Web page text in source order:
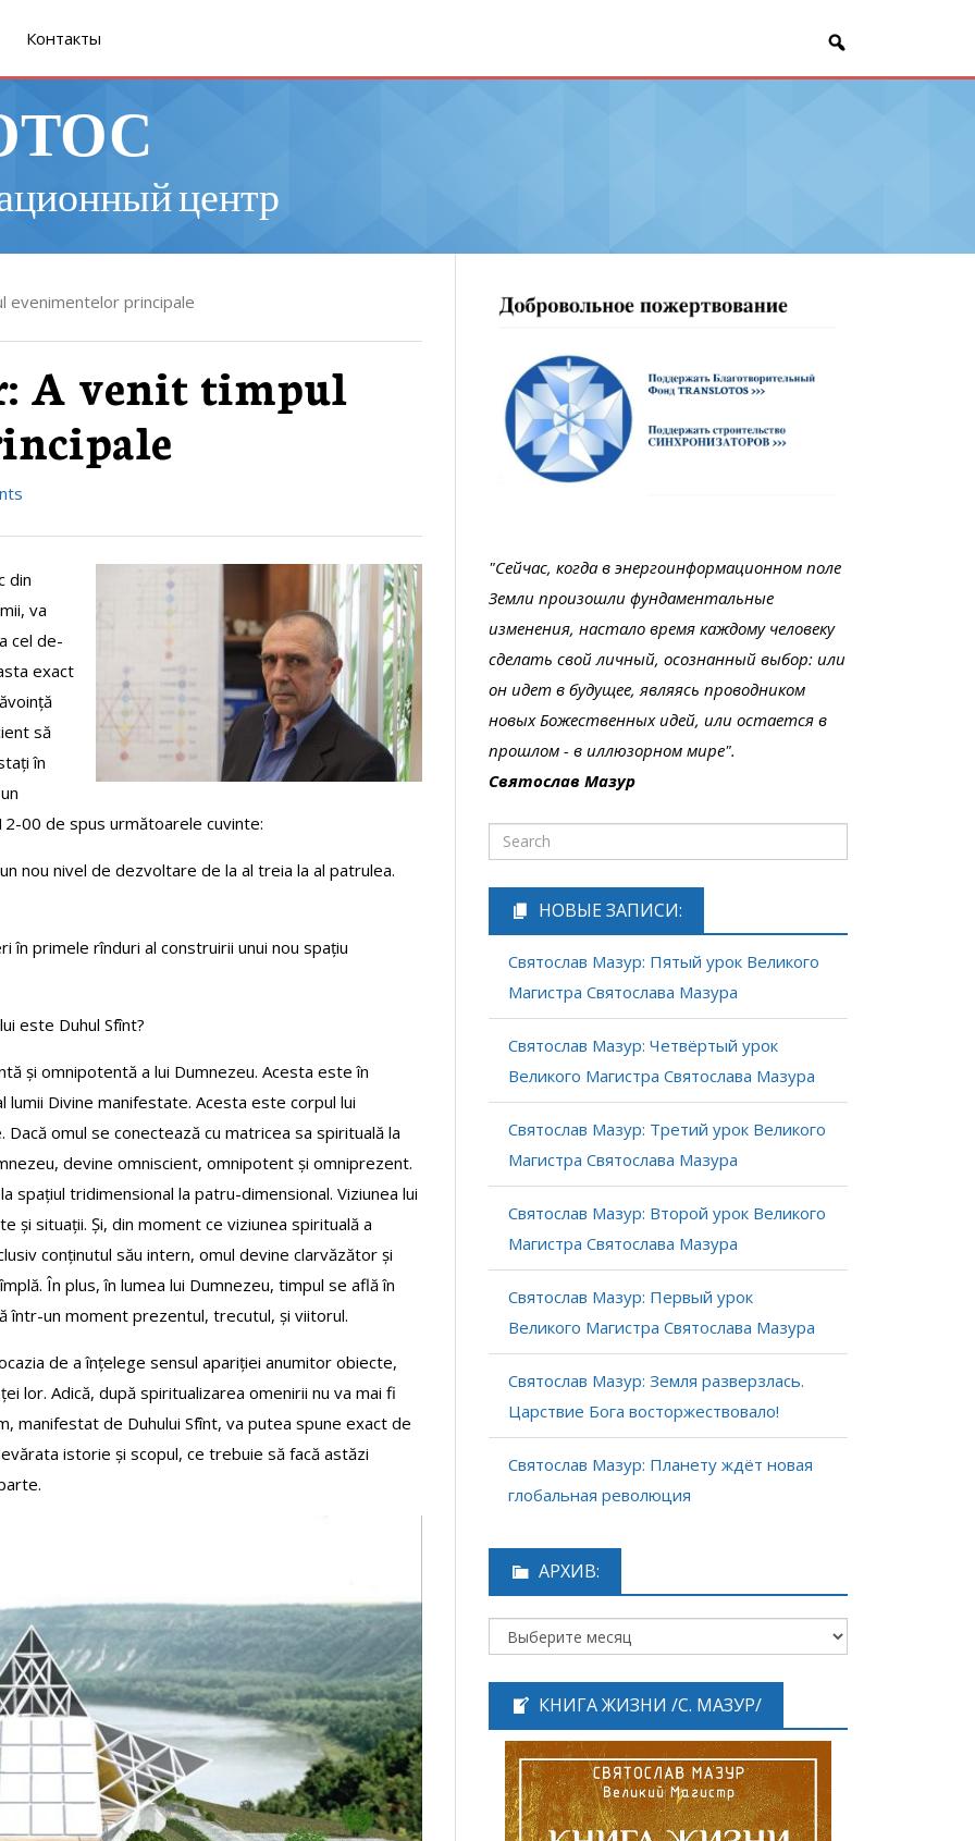
Контакты
центр
evenimentelor principale
A venit timpul
din
va
cel de-
exact
să
în
00 de spus următoarele cuvinte:
nou nivel de dezvoltare de la al treia la al patrulea.
în primele rînduri al construirii unui nou spațiu
este Duhul Sfînt?
și omnipotentă a lui Dumnezeu. Acesta este în
Divine manifestate. Acesta este corpul lui
omul se conectează cu matricea sa spirituală la
devine omniscient, omnipotent și omniprezent.
spațiul tridimensional la patru-dimensional. Viziunea lui
și situații. Și, din moment ce viziunea spirituală a
conținutul său intern, omul devine clarvăzător și
În plus, în lumea lui Dumnezeu, timpul se află în
într-un moment prezentul, trecutul, și viitorul.
de a înțelege sensul apariției anumitor obiecte,
lor. Adică, după spiritualizarea omenirii nu va mai fi
manifestat de Duhului Sfînt, va putea spune exact de
istorie și scopul, ce trebuie să facă astăzi
"Сейчас, когда в энергоинформационном поле
Земли произошли фундаментальные
изменения, настало время каждому человеку
сделать свой личный, осознанный выбор: или
он идет в будущее, являясь проводником
новых Божественных идей, или остается в
прошлом - в иллюзорном мире".
Святослав Мазур
НОВЫЕ ЗАПИСИ:
Святослав Мазур: Пятый урок Великого
Магистра Святослава Мазура
Святослав Мазур: Четвёртый урок
Великого Магистра Святослава Мазура
Святослав Мазур: Третий урок Великого
Магистра Святослава Мазура
Святослав Мазур: Второй урок Великого
Магистра Святослава Мазура
Святослав Мазур: Первый урок
Великого Магистра Святослава Мазура
Святослав Мазур: Земля разверзлась.
Царствие Бога восторжествовало!
Святослав Мазур: Планету ждёт новая
глобальная революция
АРХИВ:
КНИГА ЖИЗНИ /С. МАЗУР/